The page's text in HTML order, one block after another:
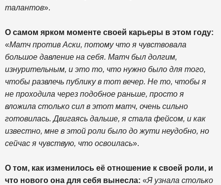
талантов».
О самом ярком моменте своей карьеры в этом году:
«Матч против Аски, потому что я чувствовала
большое давление на себя. Матч был долгим,
изнурительным, и это то, что нужно было для того,
чтобы развлечь публику в тот вечер. Не то, чтобы я
не проходила через подобное раньше, просто я
вложила столько сил в этот матч, очень сильно
готовилась. Двигаясь дальше, я стала фейсом, и как
известно, мне в этой роли было до жути неудобно, но
сейчас я чувствую, что освоилась».
О том, как изменилось её отношение к своей роли, и
что нового она для себя вынесла: «Я узнала столько